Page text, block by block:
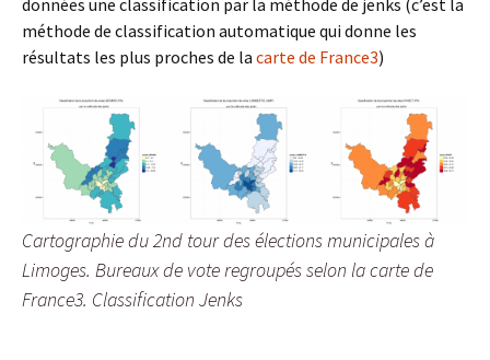
méthode de classification automatique qui donne les
résultats les plus proches de la carte de France3)
Cartographie du 2nd tour des élections municipales à
Limoges. Bureaux de vote regroupés selon la carte de
France3. Classification Jenks